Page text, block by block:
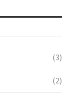
(3)
(2)